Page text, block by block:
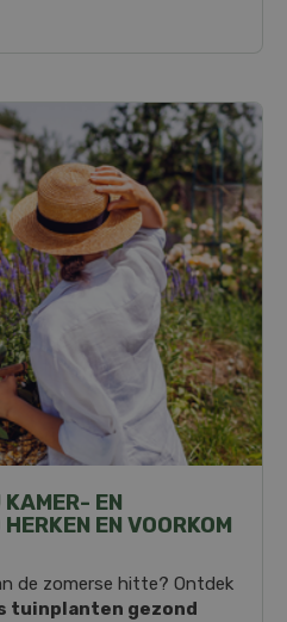
EN
EN VOORKOM
de zomerse hitte? Ontdek
tuinplanten gezond